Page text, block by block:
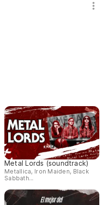
Metal Lords (soundtrack)
Metallica, Iron Maiden, Black
Sabbath...